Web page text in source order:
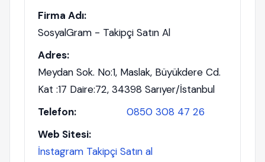
Firma Adı:
SosyalGram - Takipçi Satın Al
Adres:
Meydan Sok. No:1, Maslak, Büyükdere Cd.
Kat :17 Daire:72, 34398 Sarıyer/İstanbul
Telefon:
0850 308 47 26
Web Sitesi:
İnstagram Takipçi Satın al